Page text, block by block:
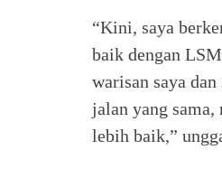
“Kini, saya
baik dengan
warisan saya
jalan yang
lebih baik,”